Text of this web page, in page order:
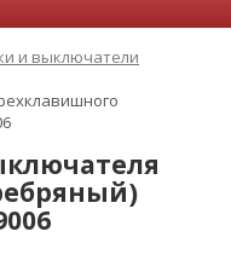
и выключатели